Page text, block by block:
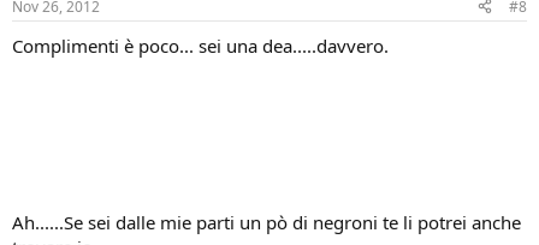
Nov 26, 2012 #8
Complimenti è poco... sei una dea.....davvero.
Ah......Se sei dalle mie parti un pò di negroni te li potrei anche